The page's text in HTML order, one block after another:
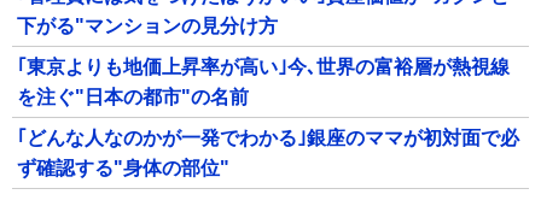
下がる"マンションの見分け方
｢東京よりも地価上昇率が高い｣今､世界の富裕層が熱視線
を注ぐ"日本の都市"の名前
｢どんな人なのかが一発でわかる｣銀座のママが初対面で必
ず確認する"身体の部位"